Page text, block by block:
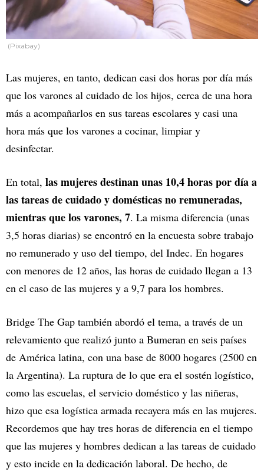
(Pixabay)
Las mujeres, en tanto, dedican casi dos horas por día más
que los varones al cuidado de los hijos, cerca de una hora
más a acompañarlos en sus tareas escolares y casi una
hora más que los varones a cocinar, limpiar y
desinfectar.
En total, las mujeres destinan unas 10,4 horas por día a
las tareas de cuidado y domésticas no remuneradas,
mientras que los varones, 7. La misma diferencia (unas
3,5 horas diarias) se encontró en la encuesta sobre trabajo
no remunerado y uso del tiempo, del Indec. En hogares
con menores de 12 años, las horas de cuidado llegan a 13
en el caso de las mujeres y a 9,7 para los hombres.
Bridge The Gap también abordó el tema, a través de un
relevamiento que realizó junto a Bumeran en seis países
de América latina, con una base de 8000 hogares (2500 en
la Argentina). La ruptura de lo que era el sostén logístico,
como las escuelas, el servicio doméstico y las niñeras,
hizo que esa logística armada recayera más en las mujeres.
Recordemos que hay tres horas de diferencia en el tiempo
que las mujeres y hombres dedican a las tareas de cuidado
y esto incide en la dedicación laboral. De hecho, de